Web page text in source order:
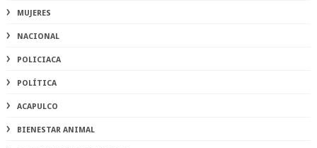
MUJERES
NACIONAL
POLICIACA
POLÍTICA
ACAPULCO
BIENESTAR ANIMAL